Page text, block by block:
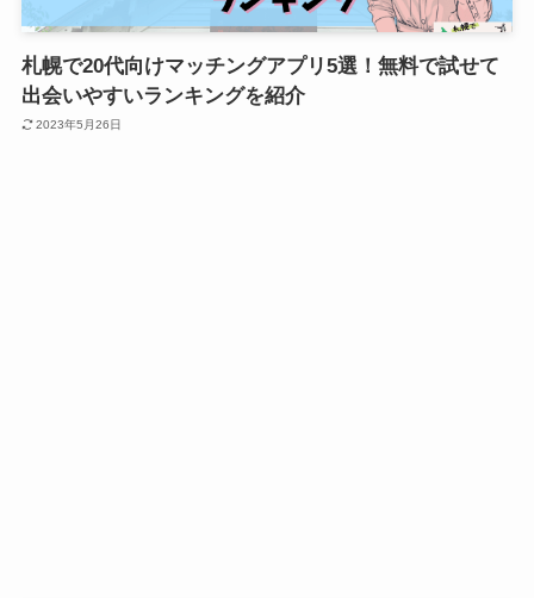
札幌で20代向けマッチングアプリ5選！無料で試せて
出会いやすいランキングを紹介
2023年5月26日